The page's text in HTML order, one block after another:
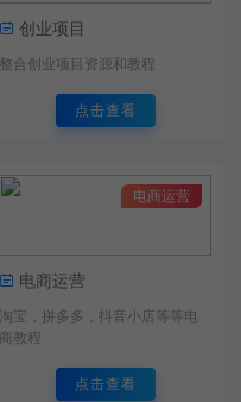
创业项目
整合创业项目资源和教程
点击查看
电商运营
电商运营
淘宝，拼多多，抖音小店等等电
商教程
点击查看